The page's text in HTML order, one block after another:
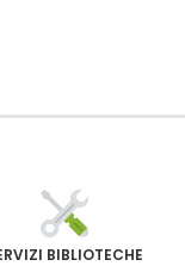
BIBLIOTECHE